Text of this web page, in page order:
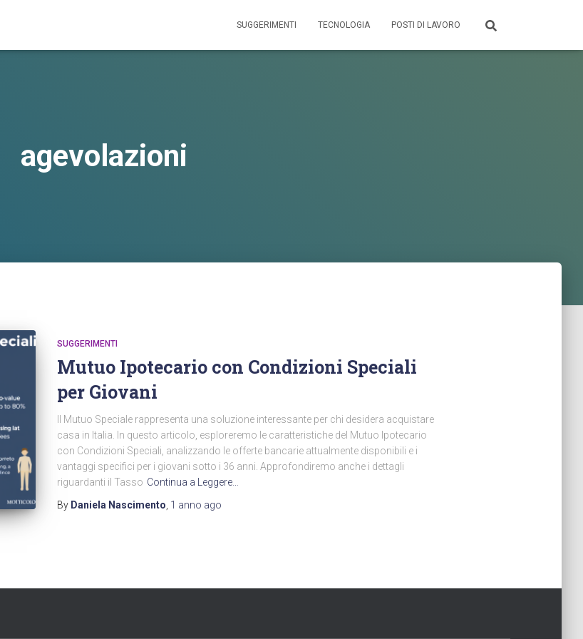
SUGGERIMENTI TECNOLOGIA POSTI DI LAVORO
agevolazioni
SUGGERIMENTI
Mutuo Ipotecario con Condizioni Speciali
per Giovani
Il Mutuo Speciale rappresenta una soluzione interessante per chi desidera acquistare
casa in Italia. In questo articolo, esploreremo le caratteristiche del Mutuo Ipotecario
con Condizioni Speciali, analizzando le offerte bancarie attualmente disponibili e i
vantaggi specifici per i giovani sotto i 36 anni. Approfondiremo anche i dettagli
riguardanti il Tasso Continua a Leggere…
By Daniela Nascimento 1 anno ago